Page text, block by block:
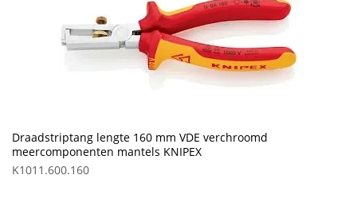
Draadstriptang lengte 160 mm VDE verchroomd
meercomponenten mantels KNIPEX
K1011.600.160